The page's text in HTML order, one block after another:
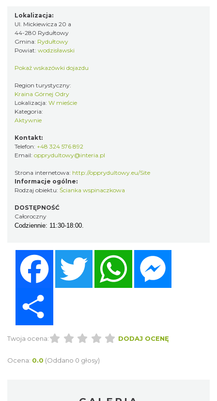
Lokalizacja:
Ul. Mickiewicza 20 a
44-280 Rydułtowy
Gmina: Rydułtowy
Powiat: wodzisławski
Pokaż wskazówki dojazdu
Region turystyczny:
Kraina Górnej Odry
Lokalizacja: W mieście
Kategoria:
Aktywnie
Kontakt:
Telefon: +48 324 576 892
Email: opprydultowy@interia.pl
Strona internetowa: http://opprydultowy.eu/Site
Informacje ogólne:
Rodzaj obiektu: Ścianka wspinaczkowa
DOSTĘPNOŚĆ
Całoroczny
Codziennie: 11:30-18:00.
Twitter WhatsApp
Twoja ocena: DODAJ OCENĘ
Ocena: 0.0 (Oddano 0 głosy)